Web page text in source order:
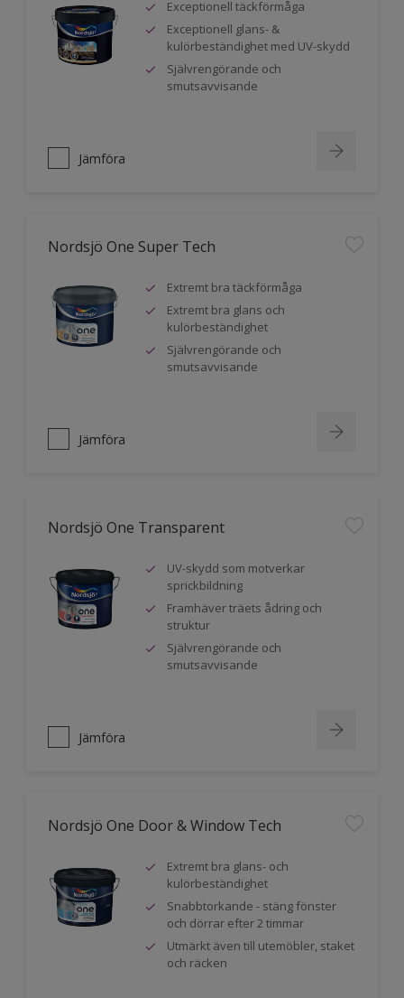
Exceptionell täckförmåga
Exceptionell glans- &
kulörbeständighet med UV-skydd
Självrengörande och
smutsavvisande
Jämföra
Nordsjö One Super Tech
Extremt bra täckförmåga
Extremt bra glans och
kulörbeständighet
Självrengörande och
smutsavvisande
Jämföra
Nordsjö One Transparent
UV-skydd som motverkar
sprickbildning
Framhäver träets ådring och
struktur
Självrengörande och
smutsavvisande
Jämföra
Nordsjö One Door & Window Tech
Extremt bra glans- och
kulörbeständighet
Snabbtorkande - stäng fönster
och dörrar efter 2 timmar
Utmärkt även till utemöbler, staket
och räcken